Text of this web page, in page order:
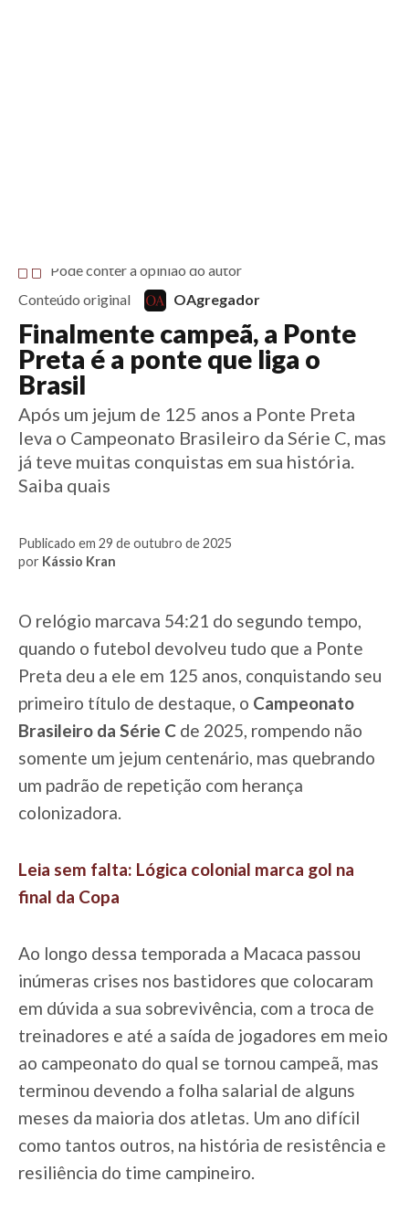
Pode conter a opinião do autor
Conteúdo original
OAgregador
Finalmente campeã, a Ponte
Preta é a ponte que liga o
Brasil
Após um jejum de 125 anos a Ponte Preta
leva o Campeonato Brasileiro da Série C, mas
já teve muitas conquistas em sua história.
Saiba quais
Publicado em 29 de outubro de 2025
por Kássio Kran
O relógio marcava 54:21 do segundo tempo,
quando o futebol devolveu tudo que a Ponte
Preta deu a ele em 125 anos, conquistando seu
primeiro título de destaque, o Campeonato
Brasileiro da Série C de 2025, rompendo não
somente um jejum centenário, mas quebrando
um padrão de repetição com herança
colonizadora.
Leia sem falta: Lógica colonial marca gol na
final da Copa
Ao longo dessa temporada a Macaca passou
inúmeras crises nos bastidores que colocaram
em dúvida a sua sobrevivência, com a troca de
treinadores e até a saída de jogadores em meio
ao campeonato do qual se tornou campeã, mas
terminou devendo a folha salarial de alguns
meses da maioria dos atletas. Um ano difícil
como tantos outros, na história de resistência e
resiliência do time campineiro.